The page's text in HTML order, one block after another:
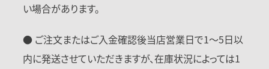
い場合があります。
● ご注文またはご入金確認後当店営業日で1〜5日以
内に発送させていただきますが、在庫状況によっては1